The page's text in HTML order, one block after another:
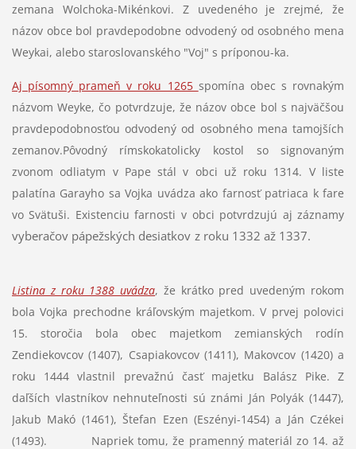
zemana Wolchoka-Mikénkovi. Z uvedeného je zrejmé, že
názov obce bol pravdepodobne odvodený od osobného mena
Weykai, alebo staroslovanského "Voj" s príponou-ka.
Aj písomný prameň v roku 1265 spomína obec s rovnakým
názvom Weyke, čo potvrdzuje, že názov obce bol s najväčšou
pravdepodobnosťou odvodený od osobného mena tamojších
zemanov.Pôvodný rímskokatolicky kostol so signovaným
zvonom odliatym v Pape stál v obci už roku 1314. V liste
palatína Garayho sa Vojka uvádza ako farnosť patriaca k fare
vo Svätuši. Existenciu farnosti v obci potvrdzujú aj záznamy
vyberačov pápežských desiatkov z roku 1332 až 1337.
Listina z roku 1388 uvádza, že krátko pred uvedeným rokom
bola Vojka prechodne kráľovským majetkom. V prvej polovici
15. storočia bola obec majetkom zemianských rodín
Zendiekovcov (1407), Csapiakovcov (1411), Makovcov (1420) a
roku 1444 vlastnil prevažnú časť majetku Balász Pike. Z
daľších vlastníkov nehnuteľnosti sú známi Ján Polyák (1447),
Jakub Makó (1461), Štefan Ezen (Eszényi-1454) a Ján Czékei
(1493). Napriek tomu, že pramenný materiál zo 14. až